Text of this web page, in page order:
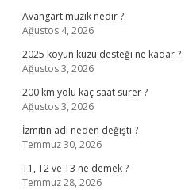
Avangart müzik nedir ?
Ağustos 4, 2026
2025 koyun kuzu desteği ne kadar ?
Ağustos 3, 2026
200 km yolu kaç saat sürer ?
Ağustos 3, 2026
İzmitin adı neden değişti ?
Temmuz 30, 2026
T1, T2 ve T3 ne demek ?
Temmuz 28, 2026